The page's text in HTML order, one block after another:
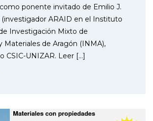
ponente invitado de Emilio J.
ARAID en el Instituto
Investigación Mixto de
Materiales de Aragón (INMA),
CSIC-UNIZAR. Leer […]